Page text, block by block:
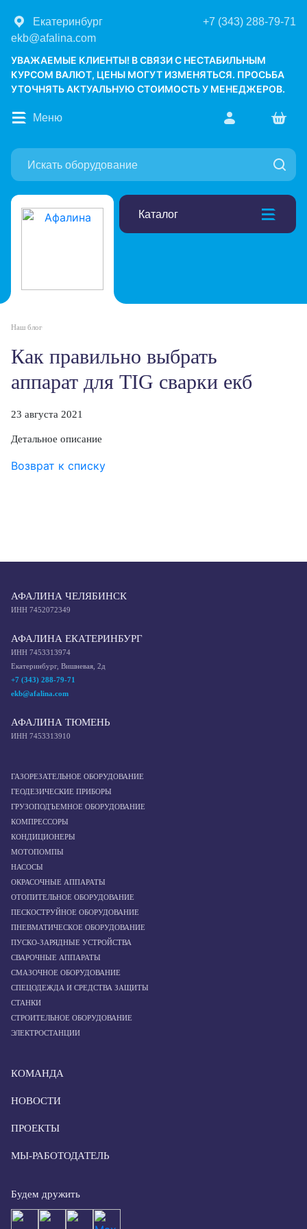
Екатеринбург
+7 (343) 288-79-71
ekb@afalina.com
УВАЖАЕМЫЕ КЛИЕНТЫ! В СВЯЗИ С НЕСТАБИЛЬНЫМ
КУРСОМ ВАЛЮТ, ЦЕНЫ МОГУТ ИЗМЕНЯТЬСЯ. ПРОСЬБА
УТОЧНЯТЬ АКТУАЛЬНУЮ СТОИМОСТЬ У МЕНЕДЖЕРОВ.
Каталог
Меню
Наш блог
Как правильно выбрать
аппарат для TIG сварки екб
23 августа 2021
Детальное описание
Возврат к списку
АФАЛИНА ЧЕЛЯБИНСК
ИНН 7452072349
АФАЛИНА ЕКАТЕРИНБУРГ
ИНН 7453313974
Екатеринбург, Вишневая, 2д
+7 (343) 288-79-71
ekb@afalina.com
АФАЛИНА ТЮМЕНЬ
ИНН 7453313910
ГАЗОРЕЗАТЕЛЬНОЕ ОБОРУДОВАНИЕ
ГЕОДЕЗИЧЕСКИЕ ПРИБОРЫ
ГРУЗОПОДЪЕМНОЕ ОБОРУДОВАНИЕ
КОМПРЕССОРЫ
КОНДИЦИОНЕРЫ
МОТОПОМПЫ
НАСОСЫ
ОКРАСОЧНЫЕ АППАРАТЫ
ОТОПИТЕЛЬНОЕ ОБОРУДОВАНИЕ
ПЕСКОСТРУЙНОЕ ОБОРУДОВАНИЕ
ПНЕВМАТИЧЕСКОЕ ОБОРУДОВАНИЕ
ПУСКО-ЗАРЯДНЫЕ УСТРОЙСТВА
СВАРОЧНЫЕ АППАРАТЫ
СМАЗОЧНОЕ ОБОРУДОВАНИЕ
СПЕЦОДЕЖДА И СРЕДСТВА ЗАЩИТЫ
СТАНКИ
СТРОИТЕЛЬНОЕ ОБОРУДОВАНИЕ
ЭЛЕКТРОСТАНЦИИ
КОМАНДА
НОВОСТИ
ПРОЕКТЫ
МЫ-РАБОТОДАТЕЛЬ
Будем дружить